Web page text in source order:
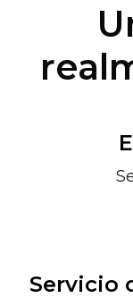
Servicio